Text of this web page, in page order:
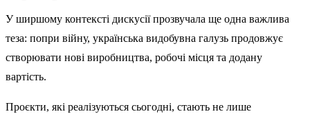
У ширшому контексті дискусії прозвучала ще одна важлива
теза: попри війну, українська видобувна галузь продовжує
створювати нові виробництва, робочі місця та додану
вартість.
Проєкти, які реалізуються сьогодні, стають не лише